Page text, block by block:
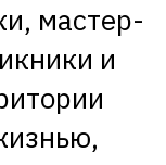
мастер-
и